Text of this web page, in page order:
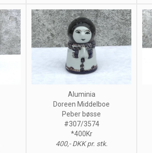
Aluminia
Doreen Middelboe
Peber bøsse
#307/3574
*400Kr
400,- DKK pr. stk.